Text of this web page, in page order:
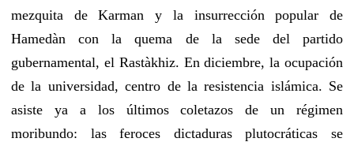
mezquita de Karman y la insurrección popular de
Hamedàn con la quema de la sede del partido
gubernamental, el Rastàkhiz. En diciembre, la ocupación
de la universidad, centro de la resistencia islámica. Se
asiste ya a los últimos coletazos de un régimen
moribundo: las feroces dictaduras plutocráticas se